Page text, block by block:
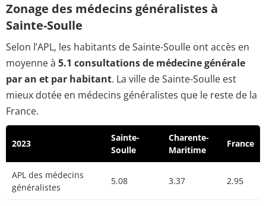
Zonage des médecins généralistes à
Sainte-Soulle
Selon l’APL, les habitants de Sainte-Soulle ont accès en
moyenne à 5.1 consultations de médecine générale
par an et par habitant. La ville de Sainte-Soulle est
mieux dotée en médecins généralistes que le reste de la
France.
2023
Sainte-
Soulle
Charente-
Maritime
France
APL des médecins
généralistes
5.08 3.37 2.95